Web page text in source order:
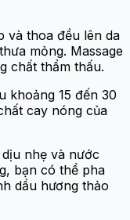
và thoa đều lên da
mỏng. Massage
chất thẩm thấu.
khoảng 15 đến 30
cay nóng của
nhẹ và nước
bạn có thể pha
dầu hương thảo